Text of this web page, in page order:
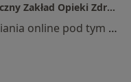
poradnia lekarza poz - Niepubliczny Zakład Opieki Zdrowotnej ZDROWIE spółka cywilna B.Bednarska, A.BOK, I.Fiedorowicz, M.Męzińska
Specjalista nie oferuje umawiania online pod tym adresem.